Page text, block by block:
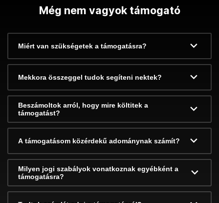
Még nem vagyok támogató
Miért van szükségetek a támogatásra?
Mekkora összeggel tudok segíteni nektek?
Beszámoltok arról, hogy mire költitek a
támogatást?
A támogatásom közérdekű adománynak számít?
Milyen jogi szabályok vonatkoznak egyébként a
támogatásra?